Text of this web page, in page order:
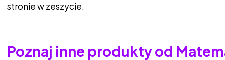
stronie w zeszycie.
Poznaj inne produkty od